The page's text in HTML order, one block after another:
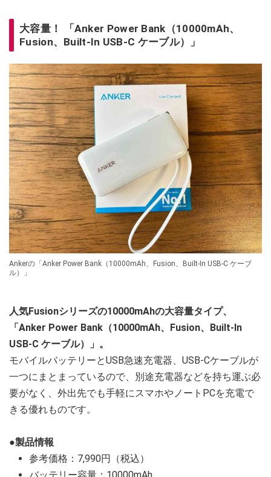
大容量！ 「Anker Power Bank（10000mAh、
Fusion、Built-In USB-C ケーブル）」
Ankerの「Anker Power Bank（10000mAh、Fusion、Built-In USB-C ケーブ
ル）」
人気Fusionシリーズの10000mAhの大容量タイプ、
「Anker Power Bank（10000mAh、Fusion、Built-In
USB-C ケーブル）」。
モバイルバッテリーとUSB急速充電器、USB-Cケーブルが
一つにまとまっているので、別途充電器などを持ち運ぶ必
要がなく、外出先でも手軽にスマホやノートPCを充電で
きる優れものです。
●製品情報
参考価格：7,990円（税込）